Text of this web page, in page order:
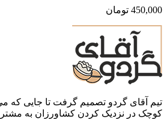
450,000 تومان
تیم آقای گردو تصمیم گرفت تا جایی که
کوچک در نزدیک کردن کشاورزان به